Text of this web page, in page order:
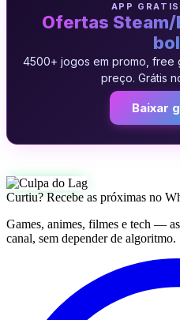
APP
Ofertas Steam/
4500+ jogos em promo, free
preço. Grátis
Baixar
Curtiu? Recebe as próximas no
Games, animes, filmes e tech —
canal, sem depender de algoritmo.